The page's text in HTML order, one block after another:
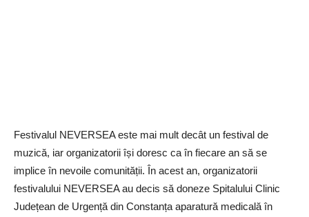
Festivalul NEVERSEA este mai mult decât un festival de
muzică, iar organizatorii își doresc ca în fiecare an să se
implice în nevoile comunității. În acest an, organizatorii
festivalului NEVERSEA au decis să doneze Spitalului Clinic
Județean de Urgență din Constanța aparatură medicală în